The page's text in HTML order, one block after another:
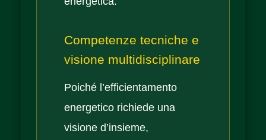
Competenze tecniche e
visione multidisciplinare
Poiché l’efficientamento
energetico richiede una
visione d’insieme,